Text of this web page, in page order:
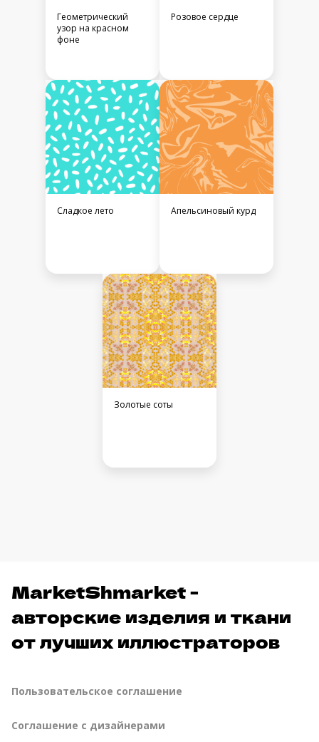
Геометрический
узор на красном
фоне
Розовое сердце
Сладкое лето Апельсиновый курд
Золотые соты
MarketShmarket -
авторские изделия и ткани
от лучших иллюстраторов
Пользовательское соглашение
Соглашение с дизайнерами